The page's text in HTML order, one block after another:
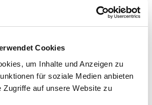
Cookies
um Inhalte und Anzeigen zu
für soziale Medien anbieten
Zugriffe auf unsere Website zu